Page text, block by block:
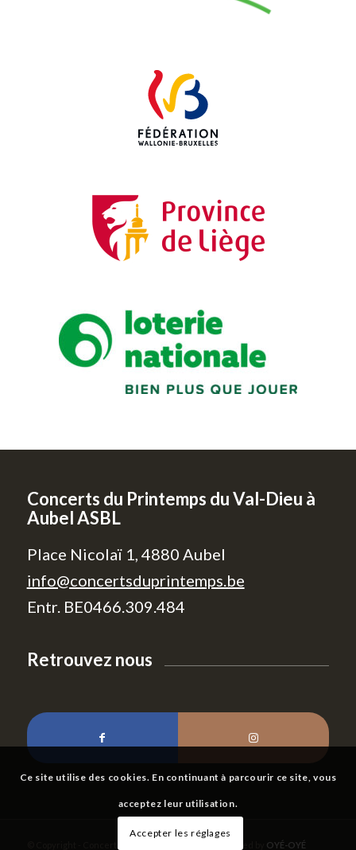
Concerts du Printemps du Val-Dieu à
Aubel ASBL
Place Nicolaï 1, 4880 Aubel
info@concertsduprintemps.be
Entr. BE0466.309.484
Retrouvez nous
OYÉ-OYÉ
Ce site utilise des cookies. En continuant à parcourir ce site, vous
acceptez leur utilisation.
Accepter les réglages